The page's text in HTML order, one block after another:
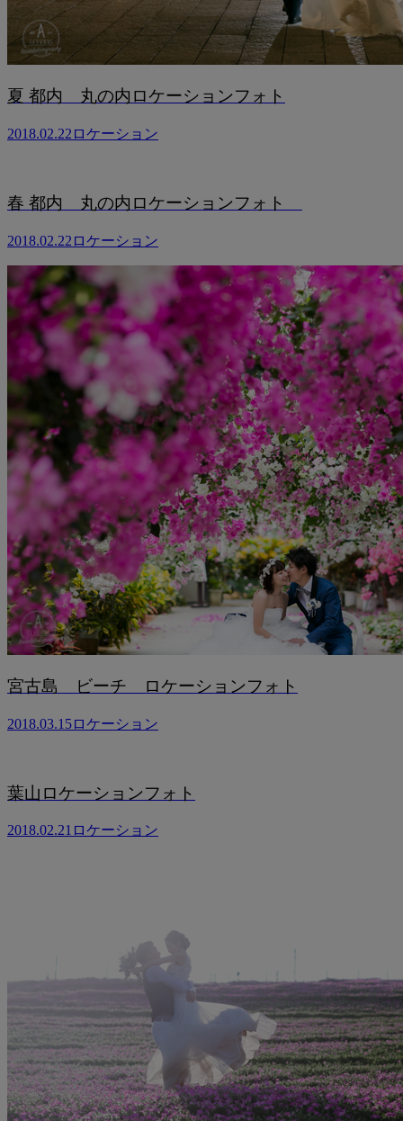
夏 都内 丸の内ロケーションフォト
2018.02.22 ロケーション
春 都内 丸の内ロケーションフォト
2018.02.22 ロケーション
宮古島 ビーチ ロケーションフォト
2018.03.15ロケーション
葉山ロケーションフォト
2018.02.21 ロケーション